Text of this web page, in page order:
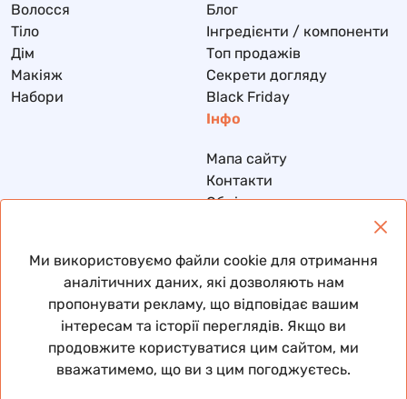
Волосся
Тіло
Дім
Макіяж
Набори
Блог
Інгредієнти / компоненти
Топ продажів
Секрети догляду
Black Friday
Інфо
Мапа сайту
Контакти
Обмін та повернення
Договір публічної оферти
© 2026 Всі права захищені
Ми використовуємо файли cookie для отримання
аналітичних даних, які дозволяють нам
пропонувати рекламу, що відповідає вашим
інтересам та історії переглядів. Якщо ви
продовжите користуватися цим сайтом, ми
вважатимемо, що ви з цим погоджуєтесь.